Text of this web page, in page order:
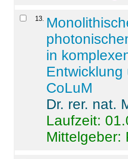
13
in
CoLuM
Dr. rer. nat.
Laufzeit:
Mittelgeber: